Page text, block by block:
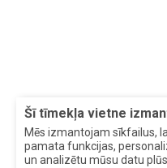
Šī tīmekļa vietne
Mēs izmantojam sīkfailus,
pamata funkcijas,
un analizētu mūsu datu